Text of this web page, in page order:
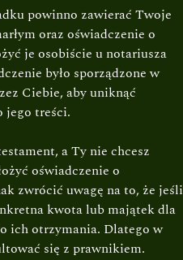
powinno zawierać Twoje
oraz oświadczenie o
je osobiście u notariusza
było sporządzone w
Ciebie, aby uniknąć
jego treści.
a Ty nie chcesz
oświadczenie o
zwrócić uwagę na to, że jeśli
kwota lub majątek dla
ich otrzymania. Dlatego w
się z prawnikiem.